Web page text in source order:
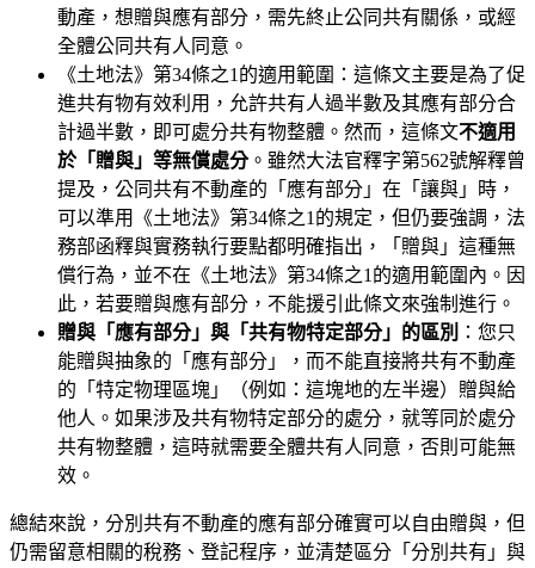
動產，想贈與應有部分，需先終止公同共有關係，或經
全體公同共有人同意。
《土地法》第34條之1的適用範圍：這條文主要是為了促
進共有物有效利用，允許共有人過半數及其應有部分合
計過半數，即可處分共有物整體。然而，這條文不適用
於「贈與」等無償處分。雖然大法官釋字第562號解釋曾
提及，公同共有不動產的「應有部分」在「讓與」時，
可以準用《土地法》第34條之1的規定，但仍要強調，法
務部函釋與實務執行要點都明確指出，「贈與」這種無
償行為，並不在《土地法》第34條之1的適用範圍內。因
此，若要贈與應有部分，不能援引此條文來強制進行。
贈與「應有部分」與「共有物特定部分」的區別 ：您只
能贈與抽象的「應有部分」，而不能直接將共有不動產
的「特定物理區塊」（例如：這塊地的左半邊）贈與給
他人。如果涉及共有物特定部分的處分，就等同於處分
共有物整體，這時就需要全體共有人同意，否則可能無
效。
總結來說，分別共有不動產的應有部分確實可以自由贈與，但
仍需留意相關的稅務、登記程序，並清楚區分「分別共有」與